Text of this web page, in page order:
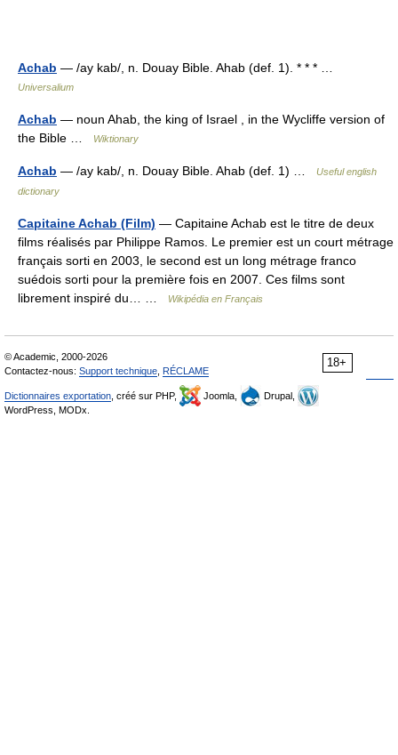
Achab — /ay kab/, n. Douay Bible. Ahab (def. 1). * * * …
Universalium
Achab — noun Ahab, the king of Israel , in the Wycliffe version of
the Bible …
Wiktionary
Achab — /ay kab/, n. Douay Bible. Ahab (def. 1) …
Useful english
dictionary
Capitaine Achab (Film) — Capitaine Achab est le titre de deux
films réalisés par Philippe Ramos. Le premier est un court métrage
français sorti en 2003, le second est un long métrage franco
suédois sorti pour la première fois en 2007. Ces films sont
librement inspiré du… …
Wikipédia en Français
18+
© Academic, 2000-2026
Contactez-nous: Support technique RÉCLAME
Dictionnaires exportation , créé sur PHP, Joomla,
Drupal,
WordPress, MODx.